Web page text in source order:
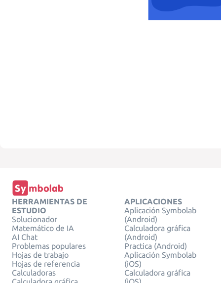
HERRAMIENTAS DE
ESTUDIO
Solucionador
Matemático de IA
AI Chat
Problemas populares
Hojas de trabajo
Hojas de referencia
Calculadoras
APLICACIONES
Aplicación Symbolab
(Android)
Calculadora gráfica
(Android)
Practica (Android)
Aplicación Symbolab
(iOS)
Calculadora gráfica